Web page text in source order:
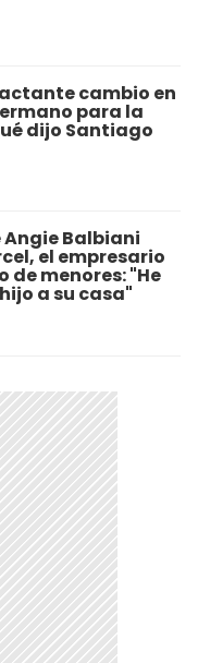
cambio en
para la
dijo Santiago
Balbiani
el empresario
de menores: "He
a su casa"